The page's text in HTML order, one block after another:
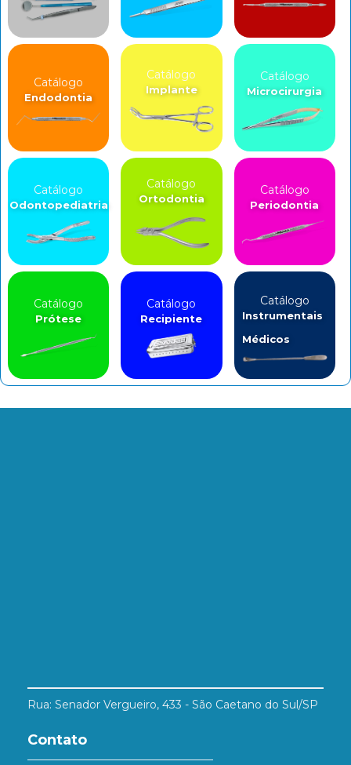
Catálogo
Endodontia
Catálogo
Implante
Catálogo
Microcirurgia
Catálogo
Odontopediatria
Catálogo
Ortodontia
Catálogo
Periodontia
Catálogo
Prótese
Catálogo
Recipiente
Catálogo
Instrumentais
Médicos
Rua: Senador Vergueiro, 433 - São Caetano do Sul/SP
Contato